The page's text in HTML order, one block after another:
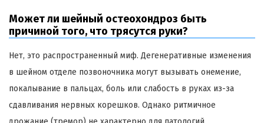
Может ли шейный остеохондроз быть
причиной того, что трясутся руки?
Нет, это распространенный миф. Дегенеративные изменения
в шейном отделе позвоночника могут вызывать онемение,
покалывание в пальцах, боль или слабость в руках из-за
сдавливания нервных корешков. Однако ритмичное